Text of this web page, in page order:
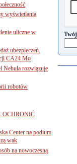
wyświetlania
uliczne w
ubezpieczeń.
CA24 Mo
Nebula rozwiązuje
robotów
OCHRONIĆ
Center na podium
wak
na nowoczesną